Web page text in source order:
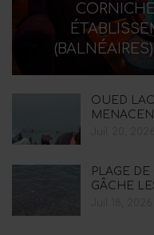
OUED
PLAGE
GÂCHE